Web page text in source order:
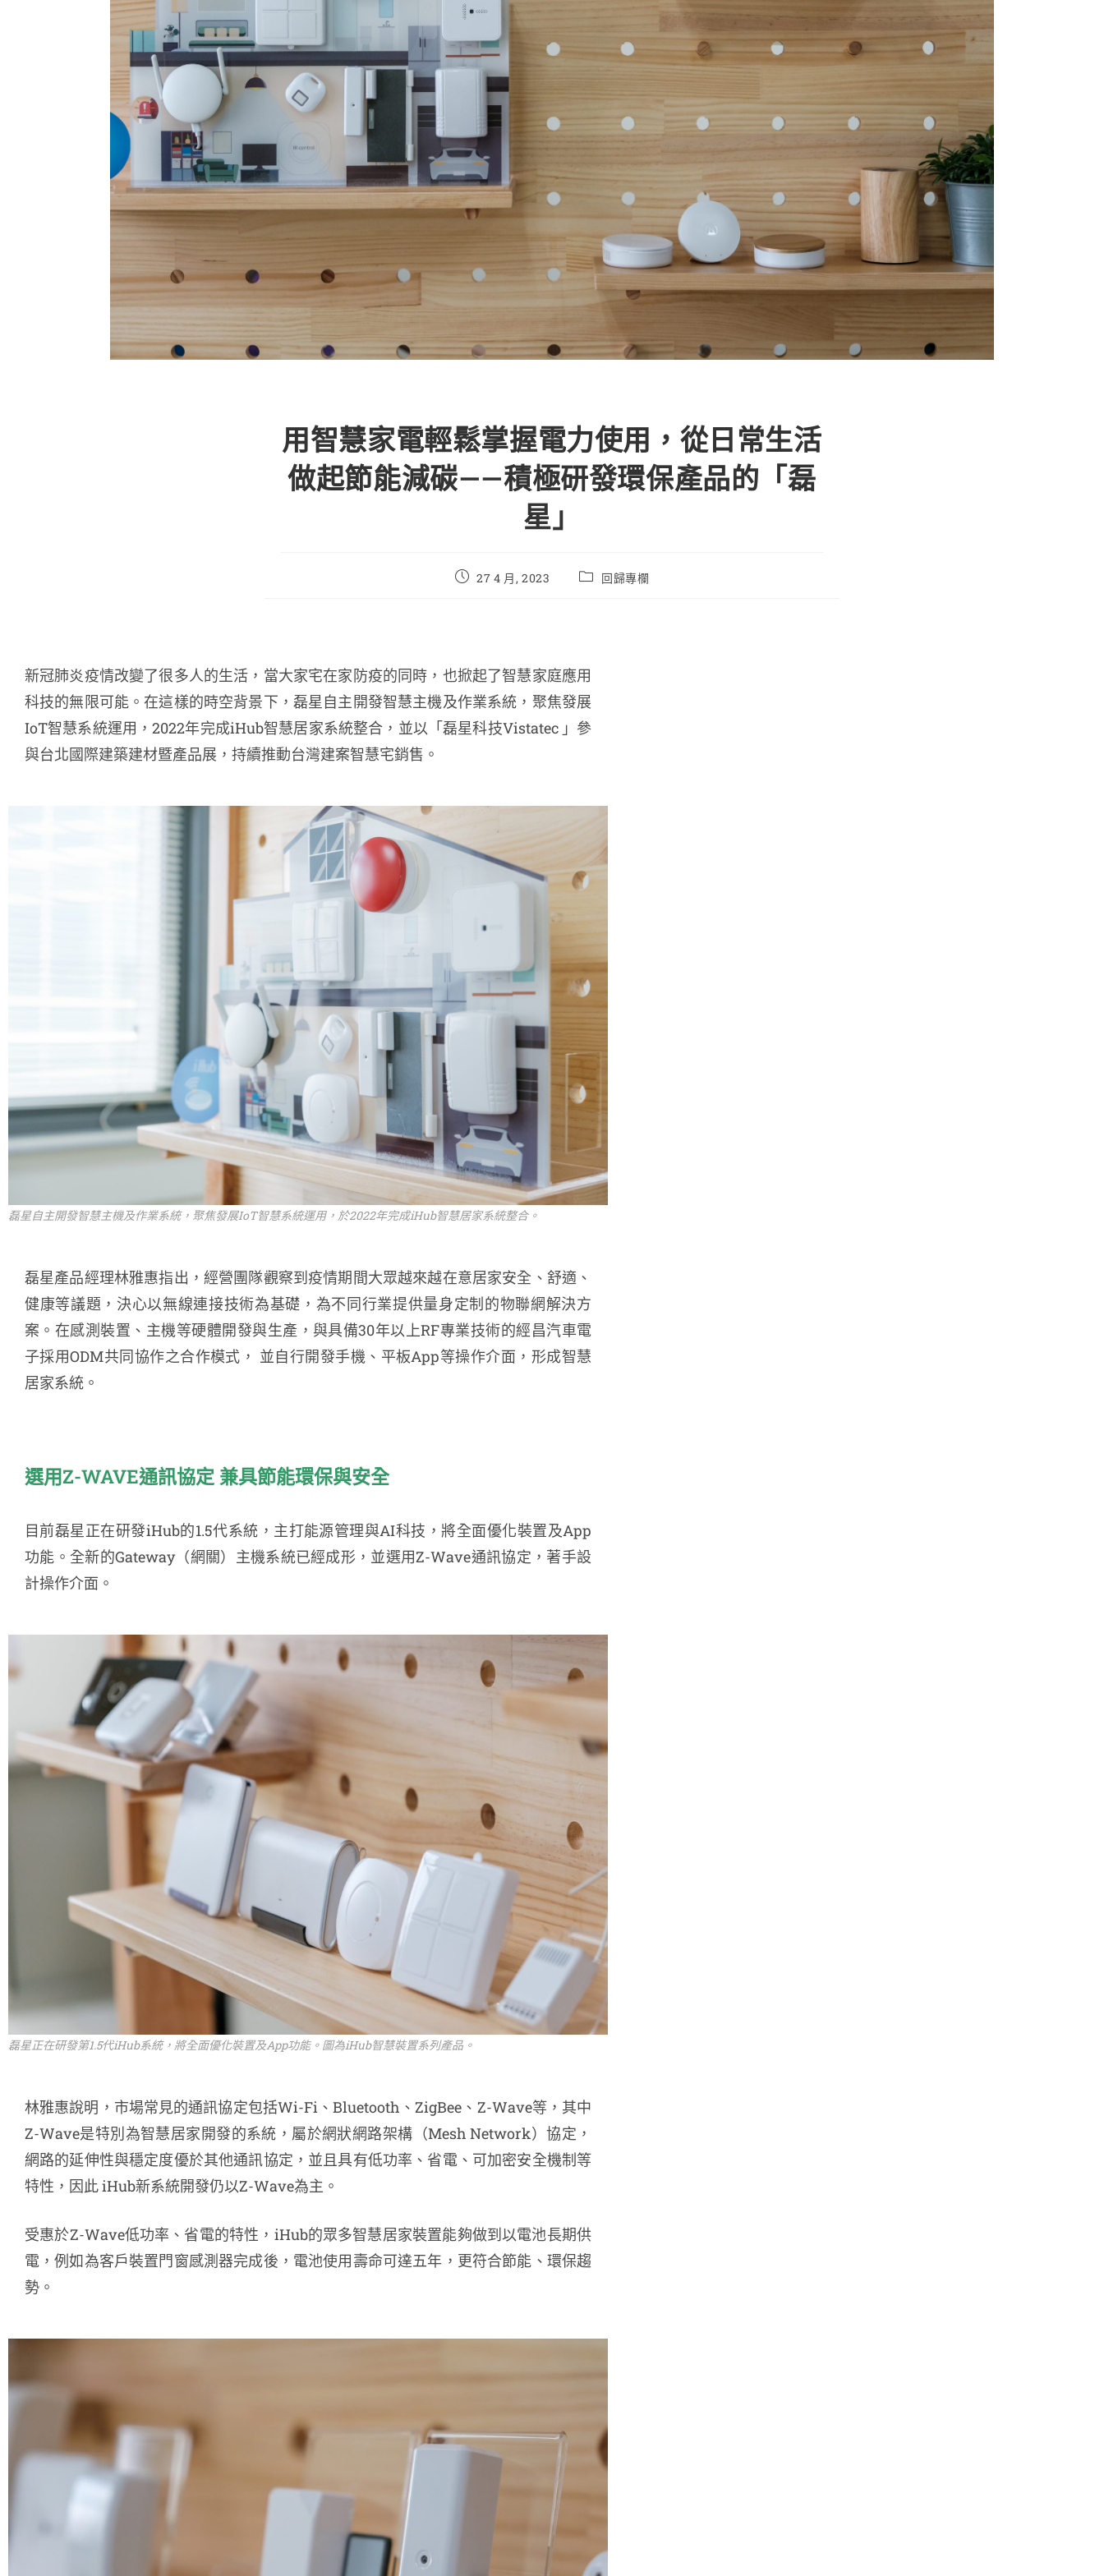
用智慧家電輕鬆掌握電力使用，從日常生活
做起節能減碳——積極研發環保產品的「磊
星」
27 4 月, 2023 回歸專欄
新冠肺炎疫情改變了很多人的生活，當大家宅在家防疫的同時，也掀起了智慧家庭應用
科技的無限可能。在這樣的時空背景下，磊星自主開發智慧主機及作業系統，聚焦發展
IoT智慧系統運用，2022年完成iHub智慧居家系統整合，並以「磊星科技Vistatec 」參
與台北國際建築建材暨產品展，持續推動台灣建案智慧宅銷售。
磊星自主開發智慧主機及作業系統，聚焦發展IoT智慧系統運用，於2022年完成iHub智慧居家系統整合。
磊星產品經理林雅惠指出，經營團隊觀察到疫情期間大眾越來越在意居家安全、舒適、
健康等議題，決心以無線連接技術為基礎，為不同行業提供量身定制的物聯網解決方
案。在感測裝置、主機等硬體開發與生產，與具備30年以上RF專業技術的經昌汽車電
子採用ODM共同協作之合作模式， 並自行開發手機、平板App等操作介面，形成智慧
居家系統。
選用Z-WAVE通訊協定 兼具節能環保與安全
目前磊星正在研發iHub的1.5代系統，主打能源管理與AI科技，將全面優化裝置及App
功能。全新的Gateway（網關）主機系統已經成形，並選用Z-Wave通訊協定，著手設
計操作介面。
磊星正在研發第1.5代iHub系統，將全面優化裝置及App功能。圖為iHub智慧裝置系列產品。
林雅惠說明，市場常見的通訊協定包括Wi-Fi、Bluetooth、ZigBee、Z-Wave等，其中
Z-Wave是特別為智慧居家開發的系統，屬於網狀網路架構（Mesh Network）協定，
網路的延伸性與穩定度優於其他通訊協定，並且具有低功率、省電、可加密安全機制等
特性，因此 iHub新系統開發仍以Z-Wave為主。
受惠於Z-Wave低功率、省電的特性，iHub的眾多智慧居家裝置能夠做到以電池長期供
電，例如為客戶裝置門窗感測器完成後，電池使用壽命可達五年，更符合節能、環保趨
勢。